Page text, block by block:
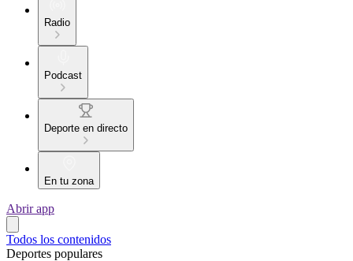
Radio
Podcast
Deporte en directo
En tu zona
Abrir app
Todos los contenidos
Deportes populares